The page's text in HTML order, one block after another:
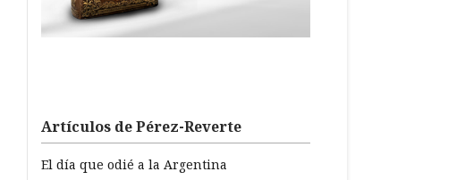
Artículos de Pérez-Reverte
El día que odié a la Argentina